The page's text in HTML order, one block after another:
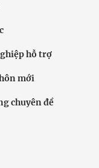
hỗ trợ
mới
chuyên đề